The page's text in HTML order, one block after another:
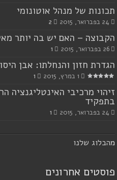
תכונות של מנהל אוטונומי
24 בפברואר, 2015 2
הקבוצה – האם יש בה יותר
26 בפברואר, 2015 1
הגדרת חזון והנחלתו: אבן
1 במרץ, 2015 1
זיהוי מרכיבי האינטליגנציה
בתפקיד
24 בפברואר, 2015 1
מהבלוג שלנו
פוסטים אחרונים